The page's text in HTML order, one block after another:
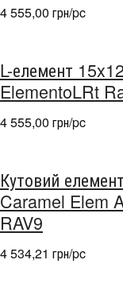
4 555,00 грн/pc
L-елемент
ElementoLRt
4 555,00 грн/pc
Кутовий
Caramel Elem
RAV9
4 534,21 грн/pc